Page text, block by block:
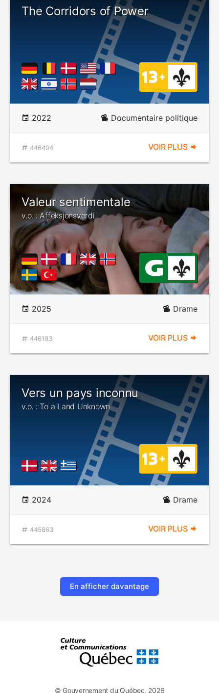
The Corridors of Power
2022 Documentaire politique
446494 VOIR PLUS
Valeur sentimentale
v.o. : Affeksjonsverdi
2025 Drame
446193 VOIR PLUS
Vers un pays inconnu
v.o. : To a Land Unknown
2024 Drame
445863 VOIR PLUS
En afficher davantage
© Gouvernement du Québec, 2026